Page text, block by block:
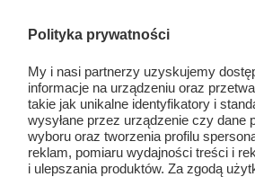
wraz z zapleczem w Zespole Szkół im.
ten cel przeznaczonych zostanie 186
jestBudowa oświetleniowej linii
. Kwota dofinansowania projektu
Polityka prywatności
My i nasi partnerzy uzyskujemy
informacje na urządzeniu oraz
takie jak unikalne identyfikatory i
wysyłane przez urządzenie czy dane
wyboru oraz tworzenia profilu
reklam, pomiaru wydajności treści i
i ulepszania produktów. Za zgodą